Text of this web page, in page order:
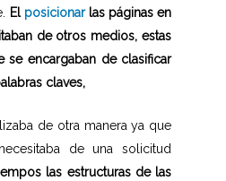
El posicionarlas páginas en
de otros medios, estas
se encargaban de clasificar
claves,
de otra manera ya que
de una solicitud
las estructuras de las